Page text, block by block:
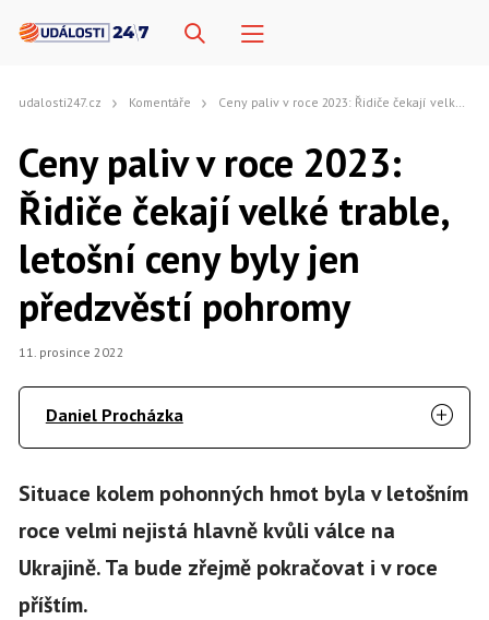
udalosti247.cz Komentáře Ceny paliv v roce 2023: Řidiče čekají velké trable, letošní ceny byly jen předzvěstí pohromy
Ceny paliv v roce 2023:
Řidiče čekají velké trable,
letošní ceny byly jen
předzvěstí pohromy
11. prosince 2022
Daniel Procházka
Situace kolem pohonných hmot byla v letošním
roce velmi nejistá hlavně kvůli válce na
Ukrajině. Ta bude zřejmě pokračovat i v roce
příštím.